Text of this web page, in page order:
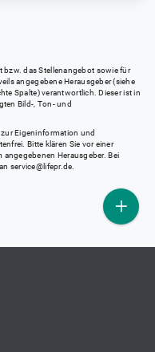
bzw. das Stellenangebot sowie für
angegebene Herausgeber (siehe
Spalte) verantwortlich. Dieser ist in
Bild-, Ton- und
Eigeninformation und
Bitte klären Sie vor einer
Herausgeber. Bei
service@lifepr.de